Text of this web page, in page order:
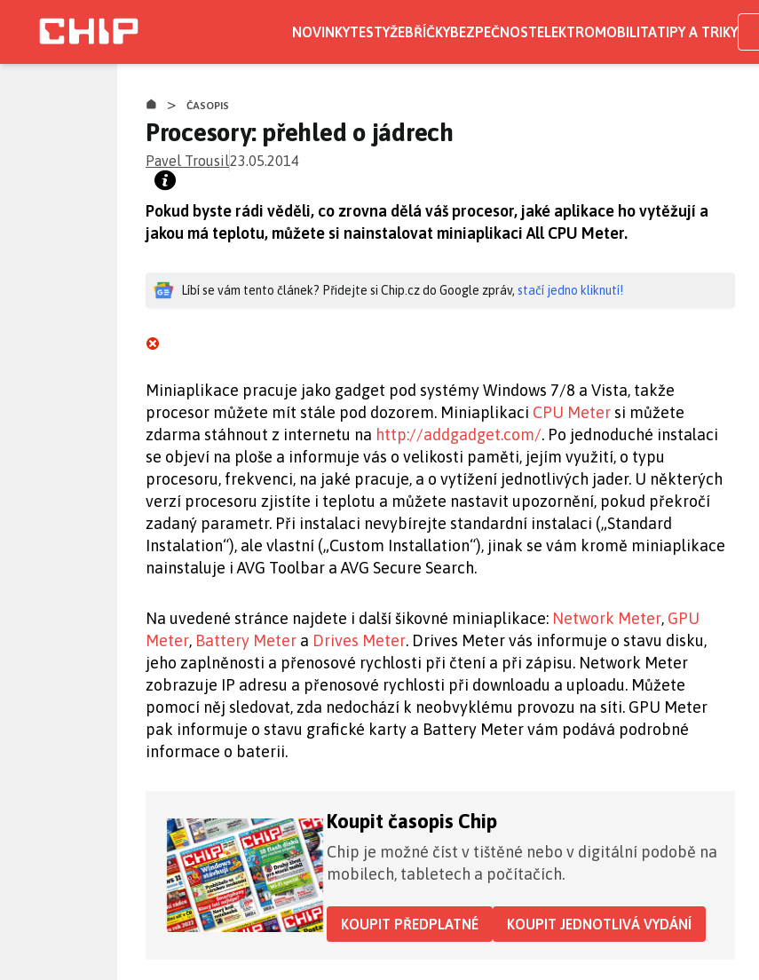
NOVINKYTESTYŽEBŘÍČKYBEZPEČNOSTELEKTROMOBILITATIPY A TRIKY
> ČASOPIS
Procesory: přehled o jádrech
Pavel Trousil23.05.2014
Pokud byste rádi věděli, co zrovna dělá váš procesor, jaké aplikace ho vytěžují a
jakou má teplotu, můžete si nainstalovat miniaplikaci All CPU Meter.
Líbí se vám tento článek? Přidejte si Chip.cz do Google zpráv, stačí jedno kliknutí!
Miniaplikace pracuje jako gadget pod systémy Windows 7/8 a Vista, takže
procesor můžete mít stále pod dozorem. Miniaplikaci CPU Metersi můžete
zdarma stáhnout z internetu na http://addgadget.com/. Po jednoduché instalaci
se objeví na ploše a informuje vás o velikosti paměti, jejím využití, o typu
procesoru, frekvenci, na jaké pracuje, a o vytížení jednotlivých jader. U některých
verzí procesoru zjistíte i teplotu a můžete nastavit upozornění, pokud překročí
zadaný parametr. Při instalaci nevybírejte standardní instalaci („Standard
Instalation“), ale vlastní („Custom Installation“), jinak se vám kromě miniaplikace
nainstaluje i AVG Toolbar a AVG Secure Search.
Na uvedené stránce najdete i další šikovné miniaplikace: Network Meter, GPU
Meter, Battery Meter a Drives Meter. Drives Meter vás informuje o stavu disku,
jeho zaplněnosti a přenosové rychlosti při čtení a při zápisu. Network Meter
zobrazuje IP adresu a přenosové rychlosti při downloadu a uploadu. Můžete
pomocí něj sledovat, zda nedochází k neobvyklému provozu na síti. GPU Meter
pak informuje o stavu grafické karty a Battery Meter vám podává podrobné
informace o baterii.
Koupit časopis Chip
Chip je možné číst v tištěné nebo v digitální podobě na
mobilech, tabletech a počítačích.
KOUPIT PŘEDPLATNÉ KOUPIT JEDNOTLIVÁ VYDÁNÍ